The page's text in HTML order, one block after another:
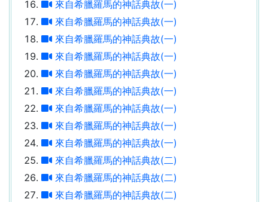
來自希臘羅馬的神話典故(一)
來自希臘羅馬的神話典故(一)
來自希臘羅馬的神話典故(一)
來自希臘羅馬的神話典故(一)
來自希臘羅馬的神話典故(一)
來自希臘羅馬的神話典故(一)
來自希臘羅馬的神話典故(一)
來自希臘羅馬的神話典故(一)
來自希臘羅馬的神話典故(一)
來自希臘羅馬的神話典故(二)
來自希臘羅馬的神話典故(二)
來自希臘羅馬的神話典故(二)